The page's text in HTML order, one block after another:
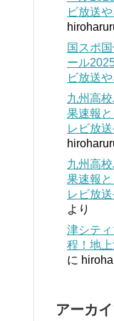
ビ放送
国スポ
ール
ビ放送
九州高
果速報
レビ放
九州高
果速報
レビ放
より
津シテ
程！地
に
アーカ